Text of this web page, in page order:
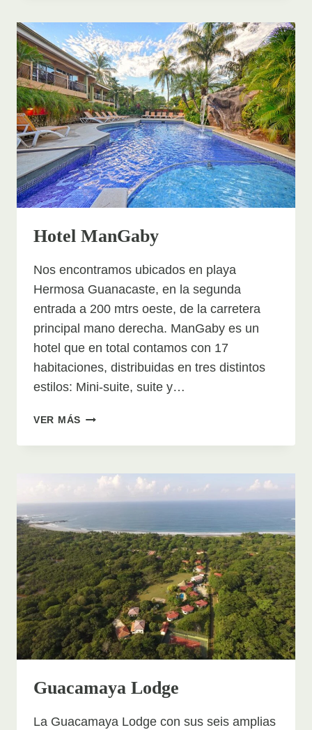
Hotel ManGaby
Nos encontramos ubicados en playa
Hermosa Guanacaste, en la segunda
entrada a 200 mtrs oeste, de la carretera
principal mano derecha. ManGaby es un
hotel que en total contamos con 17
habitaciones, distribuidas en tres distintos
estilos: Mini-suite, suite y…
VER MÁS HOTEL
Guacamaya Lodge
La Guacamaya Lodge con sus seis amplias